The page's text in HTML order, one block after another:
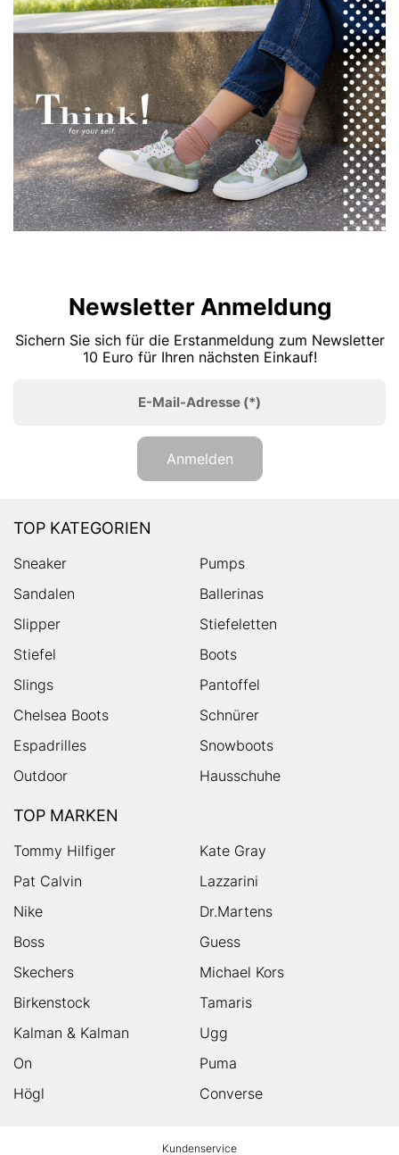
Newsletter Anmeldung
Sichern Sie sich für die Erstanmeldung zum Newsletter
10 Euro für Ihren nächsten Einkauf!
E-Mail-Adresse (*)
Anmelden
TOP KATEGORIEN
Sneaker
Pumps
Sandalen
Ballerinas
Slipper
Stiefeletten
Stiefel
Boots
Slings
Pantoffel
Chelsea Boots
Schnürer
Espadrilles
Snowboots
Outdoor
Hausschuhe
TOP MARKEN
Tommy Hilfiger
Kate Gray
Pat Calvin
Lazzarini
Nike
Dr.Martens
Boss
Guess
Skechers
Michael Kors
Birkenstock
Tamaris
Kalman & Kalman
Ugg
On
Puma
Högl
Converse
Kundenservice